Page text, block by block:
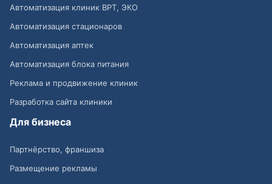
Автоматизация клиник ВРТ, ЭКО
Автоматизация стационаров
Автоматизация аптек
Автоматизация блока питания
Реклама и продвижение клиник
Разработка сайта клиники
Для бизнеса
Партнёрство, франшиза
Размещение рекламы